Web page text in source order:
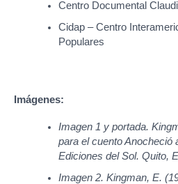
Centro Documental
Cidap – Centro
Populares
Imágenes:
Imagen 1 y portada.
para el cuento Anocheció
Ediciones del Sol. Quito,
Imagen 2. Kingman, E.